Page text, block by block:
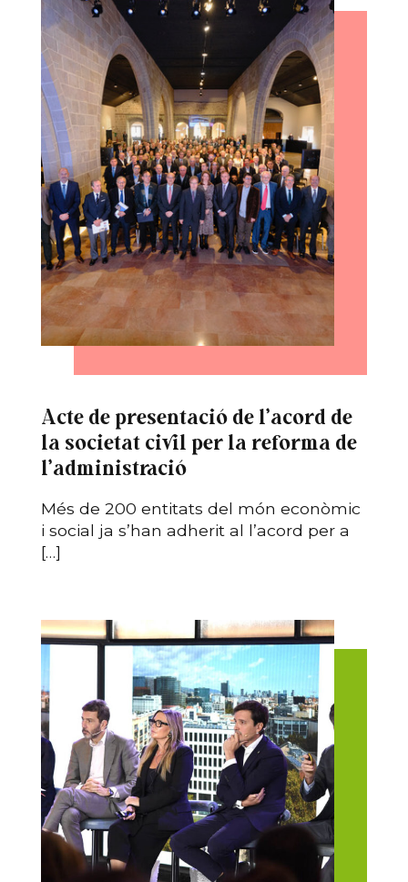
Acte de presentació de l’acord de
la societat civil per la reforma de
l’administració
Més de 200 entitats del món econòmic
i social ja s’han adherit al l’acord per a
[…]